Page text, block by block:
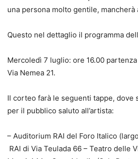
una persona molto gentile, mancherà
Questo nel dettaglio il programma
Mercoledì 7 luglio: ore 16.00
Via Nemea 21.
Il corteo farà le seguenti tappe, dove
per il pubblico saluto all’artista:
– Auditorium RAI del Foro Italico
RAI di Via Teulada 66 – Teatro delle